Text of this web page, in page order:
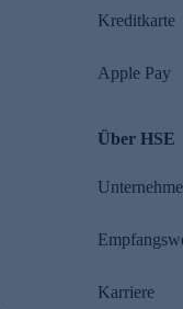
Kreditkarte
Apple Pay
Über HSE
Karriere